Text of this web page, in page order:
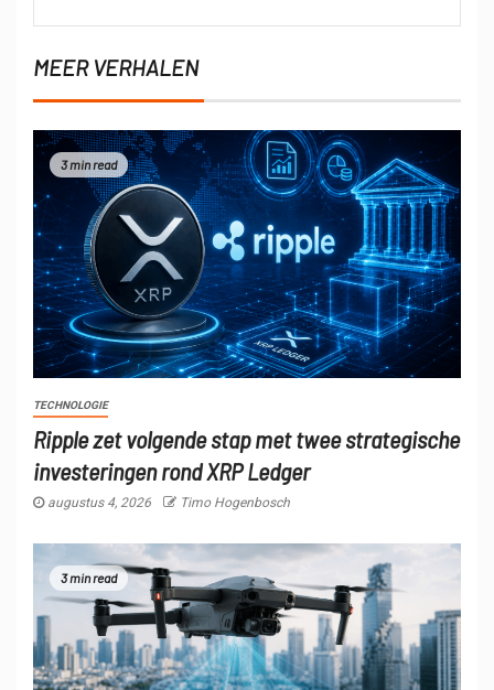
MEER VERHALEN
3 min read
TECHNOLOGIE
Ripple zet volgende stap met twee strategische
investeringen rond XRP Ledger
augustus 4, 2026 Timo Hogenbosch
3 min read